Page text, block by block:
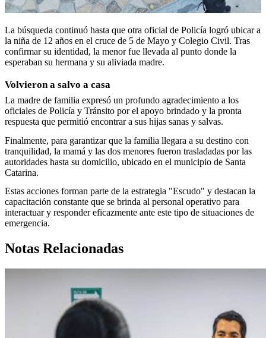
La búsqueda continuó hasta que otra oficial de Policía logró ubicar a
la niña de 12 años en el cruce de 5 de Mayo y Colegio Civil. Tras
confirmar su identidad, la menor fue llevada al punto donde la
esperaban su hermana y su aliviada madre.
Volvieron a salvo a casa
La madre de familia expresó un profundo agradecimiento a los
oficiales de Policía y Tránsito por el apoyo brindado y la pronta
respuesta que permitió encontrar a sus hijas sanas y salvas.
Finalmente, para garantizar que la familia llegara a su destino con
tranquilidad, la mamá y las dos menores fueron trasladadas por las
autoridades hasta su domicilio, ubicado en el municipio de Santa
Catarina.
Estas acciones forman parte de la estrategia "Escudo" y destacan la
capacitación constante que se brinda al personal operativo para
interactuar y responder eficazmente ante este tipo de situaciones de
emergencia.
Notas Relacionadas